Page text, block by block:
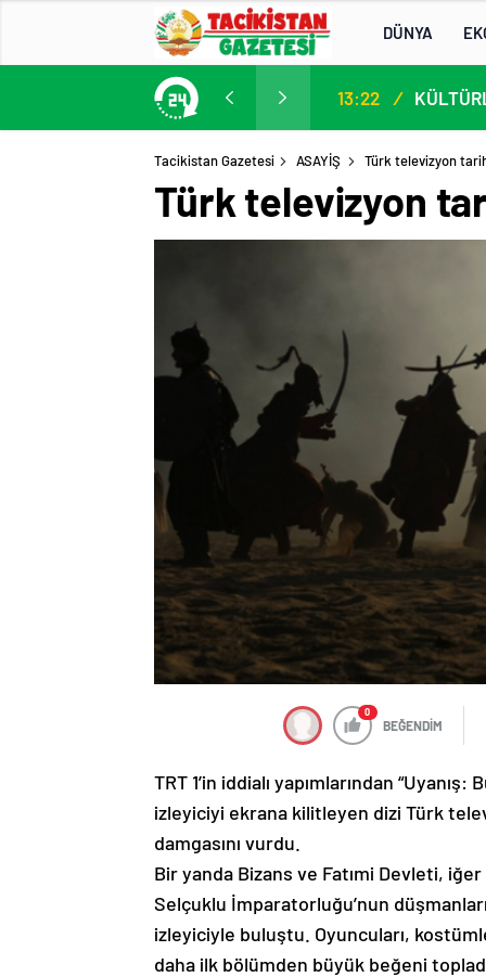
DÜNYA
13. AB-Orta Asya Yüksek Düzeyli Siyasi ve Güvenlik Diyaloğuna Katılım 13:22 /
Tacikistan Gazetesi ASAYİŞ Türk televizyon
Türk televizyon
0
BEĞENDİM
TRT 1’in iddialı yapımlarından
izleyiciyi ekrana kilitleyen dizi Türk
damgasını vurdu.
Bir yanda Bizans ve Fatımi Devleti,
Selçuklu İmparatorluğu’nun
izleyiciyle buluştu. Oyuncuları,
daha ilk bölümden büyük beğeni